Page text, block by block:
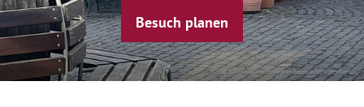
© Wein- und Ferienregion Bernkastel-Kues GmbH
Besuch planen